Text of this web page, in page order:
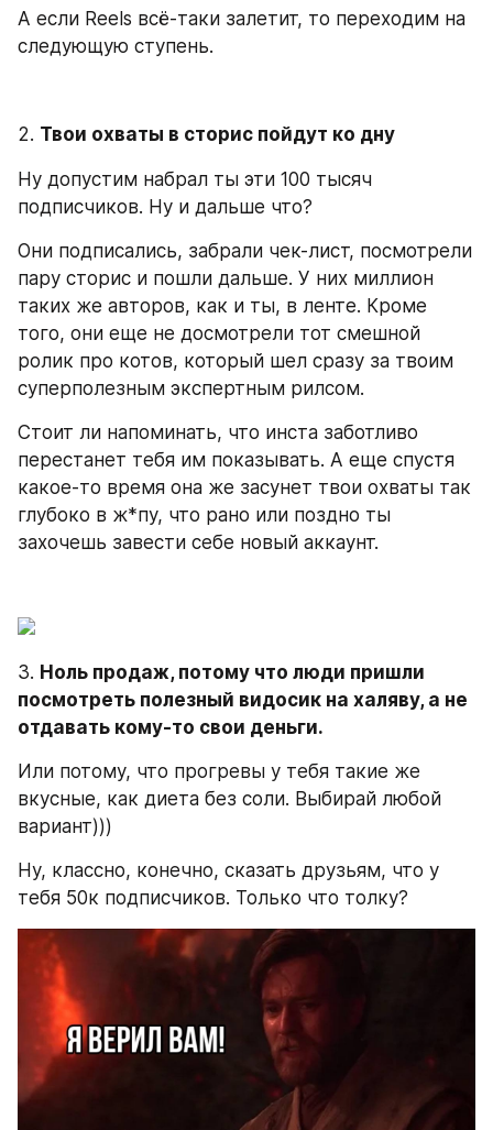
А если Reels всё-таки залетит, то переходим на
следующую ступень.
2. Твои охваты в сторис пойдут ко дну
Ну допустим набрал ты эти 100 тысяч
подписчиков. Ну и дальше что?
Они подписались, забрали чек-лист, посмотрели
пару сторис и пошли дальше. У них миллион
таких же авторов, как и ты, в ленте. Кроме
того, они еще не досмотрели тот смешной
ролик про котов, который шел сразу за твоим
суперполезным экспертным рилсом.
Стоит ли напоминать, что инста заботливо
перестанет тебя им показывать. А еще спустя
какое-то время она же засунет твои охваты так
глубоко в ж*пу, что рано или поздно ты
захочешь завести себе новый аккаунт.
3. Ноль продаж, потому что люди пришли
посмотреть полезный видосик на халяву, а не
отдавать кому-то свои деньги.
Или потому, что прогревы у тебя такие же
вкусные, как диета без соли. Выбирай любой
вариант)))
Ну, классно, конечно, сказать друзьям, что у
тебя 50к подписчиков. Только что толку?